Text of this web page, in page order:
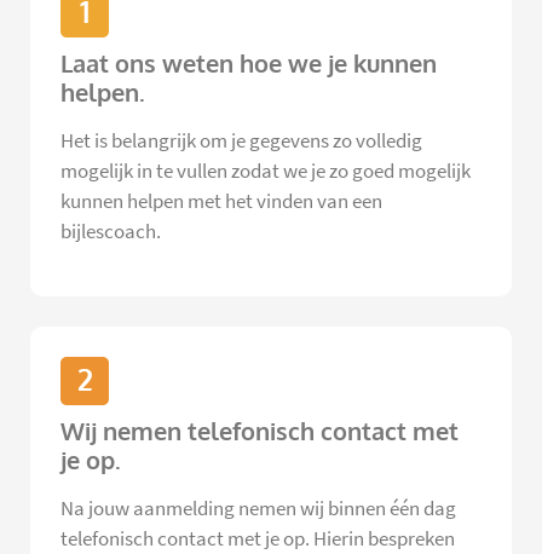
1
Laat ons weten hoe we je kunnen
helpen.
Het is belangrijk om je gegevens zo volledig
mogelijk in te vullen zodat we je zo goed mogelijk
kunnen helpen met het vinden van een
bijlescoach.
2
Wij nemen telefonisch contact met
je op.
Na jouw aanmelding nemen wij binnen één dag
telefonisch contact met je op. Hierin bespreken